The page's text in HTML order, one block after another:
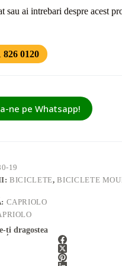
sau ai intrebari despre acest
826 0120
ne pe Whatsapp!
19
BICICLETE,BICICLETE
CAPRIOLO
ți dragostea